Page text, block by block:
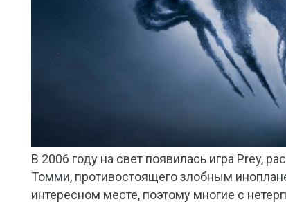
В 2006 году на свет появилась игра Prey,
Томми, противостоящего злобным
интересном месте, поэтому многие с